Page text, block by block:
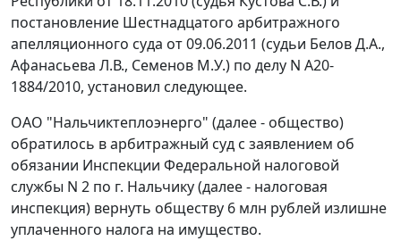
постановление Шестнадцатого арбитражного
апелляционного суда от 09.06.2011 (судьи Белов Д.А.,
Афанасьева Л.В., Семенов М.У.) по делу N А20-
1884/2010, установил следующее.
ОАО "Нальчиктеплоэнерго" (далее - общество)
обратилось в арбитражный суд с заявлением об
обязании Инспекции Федеральной налоговой
службы N 2 по г. Нальчику (далее - налоговая
инспекция) вернуть обществу 6 млн рублей излишне
уплаченного налога на имущество.